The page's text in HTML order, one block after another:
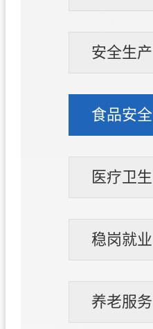
安全生产
食品安全
医疗卫生
稳岗就业
养老服务